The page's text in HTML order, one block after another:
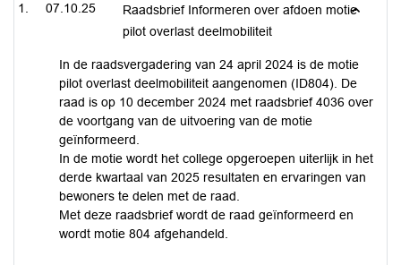
07.10.25
Raadsbrief Informeren over afdoen motie
pilot overlast deelmobiliteit
In de raadsvergadering van 24 april 2024 is de motie
pilot overlast deelmobiliteit aangenomen (ID804). De
raad is op 10 december 2024 met raadsbrief 4036 over
de voortgang van de uitvoering van de motie
geïnformeerd.
In de motie wordt het college opgeroepen uiterlijk in het
derde kwartaal van 2025 resultaten en ervaringen van
bewoners te delen met de raad.
Met deze raadsbrief wordt de raad geïnformeerd en
wordt motie 804 afgehandeld.